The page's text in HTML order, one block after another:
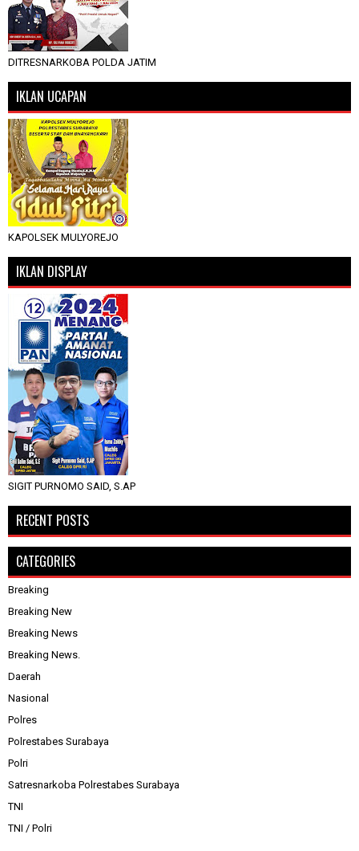
DITRESNARKOBA POLDA JATIM
IKLAN UCAPAN
KAPOLSEK MULYOREJO
IKLAN DISPLAY
SIGIT PURNOMO SAID, S.AP
RECENT POSTS
CATEGORIES
Breaking
Breaking New
Breaking News
Breaking News.
Daerah
Nasional
Polres
Polrestabes Surabaya
Polri
Satresnarkoba Polrestabes Surabaya
TNI
TNI / Polri